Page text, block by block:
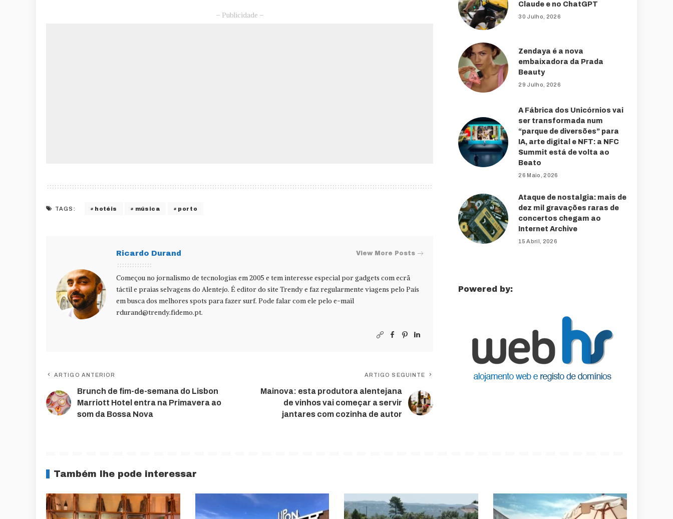
– Publicidade –
TAGS: hotéis música porto
Ricardo Durand View More Posts
Começou no jornalismo de tecnologias em 2005 e tem interesse especial por gadgets com ecrã
táctil e praias selvagens do Alentejo. É editor do site Trendy e faz regularmente viagens pelo País
em busca dos melhores spots para fazer surf. Pode falar com ele pelo e-mail
rdurand@trendy.fidemo.pt.
ARTIGO ANTERIOR
Brunch de fim-de-semana do Lisbon
Marriott Hotel entra na Primavera ao
som da Bossa Nova
ARTIGO SEGUINTE
Mainova: esta produtora alentejana
de vinhos vai começar a servir
jantares com cozinha de autor
Claude e no ChatGPT
30 Julho, 2026
Zendaya é a nova
embaixadora da Prada
Beauty
29 Julho, 2026
A Fábrica dos Unicórnios vai
ser transformada num
“parque de diversões” para
IA, arte digital e NFT: a NFC
Summit está de volta ao
Beato
26 Maio, 2026
Ataque de nostalgia: mais de
dez mil gravações raras de
concertos chegam ao
Internet Archive
15 Abril, 2026
Powered by:
Também lhe pode interessar